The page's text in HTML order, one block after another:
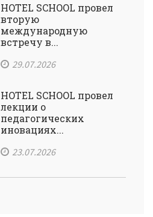
HOTEL SCHOOL провел
вторую
международную
встречу в...
29.07.2026
HOTEL SCHOOL провел
лекции о
педагогических
иновациях...
23.07.2026